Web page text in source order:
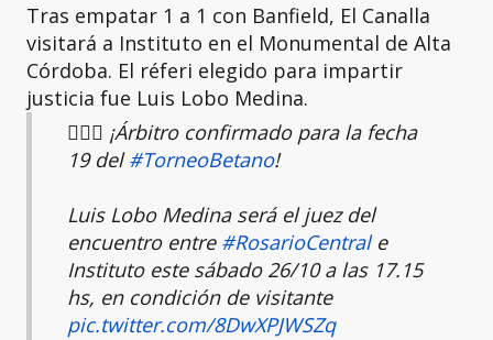
Tras empatar 1 a 1 con Banfield, El Canalla
visitará a Instituto en el Monumental de Alta
Córdoba. El réferi elegido para impartir
justicia fue Luis Lobo Medina.
👨‍⚖️✅ ¡Árbitro confirmado para la fecha
19 del#TorneoBetano!
Luis Lobo Medina será el juez del
encuentro entre #RosarioCentrale
Instituto este sábado 26/10 a las 17.15
hs, en condición de visitante
pic.twitter.com/8DwXPJWSZq